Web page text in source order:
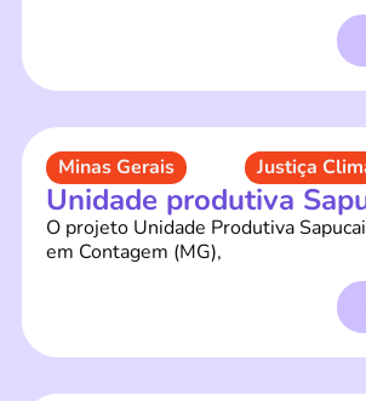
Minas Gerais Justiça
Unidade produtiva
O projeto Unidade Produtiva
em Contagem (MG),